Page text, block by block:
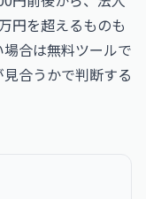
円を超えるものも
合は無料ツールで
合うかで判断する